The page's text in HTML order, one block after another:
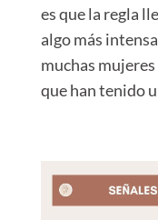
es que la regla
algo más
muchas
que han tenido